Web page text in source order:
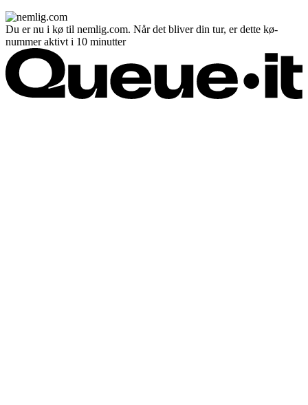
Du er nu i kø til nemlig.com. Når det bliver din tur, er dette kø-
nummer aktivt i 10 minutter